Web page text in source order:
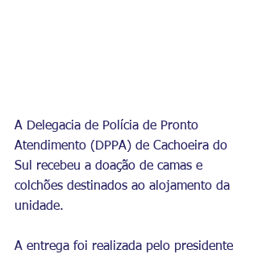
A Delegacia de Polícia de Pronto
Atendimento (DPPA) de Cachoeira do
Sul recebeu a doação de camas e
colchões destinados ao alojamento da
unidade.
A entrega foi realizada pelo presidente